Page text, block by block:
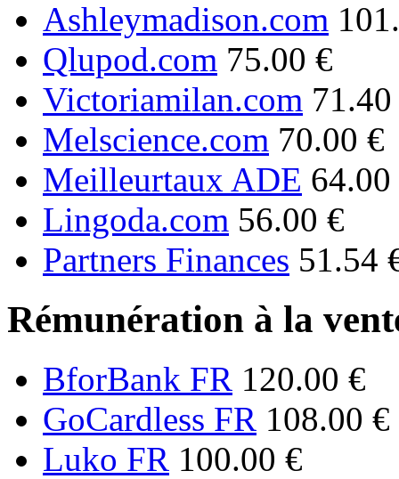
Ashleymadison.com
Qlupod.com 75.00 €
Victoriamilan.com
Melscience.com 70.00 €
Meilleurtaux ADE 64.00
Lingoda.com 56.00 €
Partners Finances 51.54
Rémunération à la
BforBank FR 120.00 €
GoCardless FR 108.00 €
Luko FR 100.00 €